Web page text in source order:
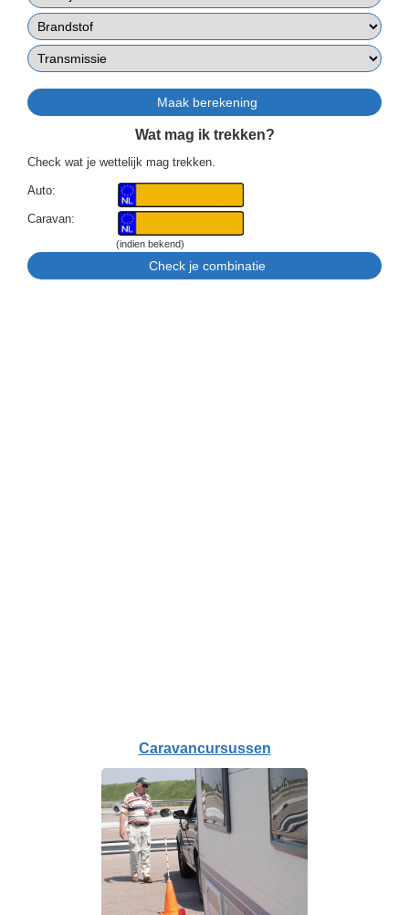
Wat mag ik trekken?
Check wat je wettelijk mag trekken.
Auto:
Caravan:
(indien bekend)
Caravancursussen